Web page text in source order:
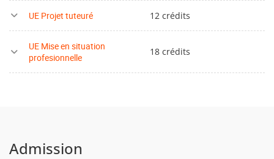
UE Projet tuteuré 12 crédits
UE Mise en situation
profesionnelle
18 crédits
Admission